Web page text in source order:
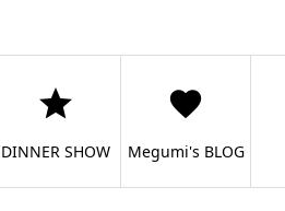
DINNER SHOW Megumi's BLOG